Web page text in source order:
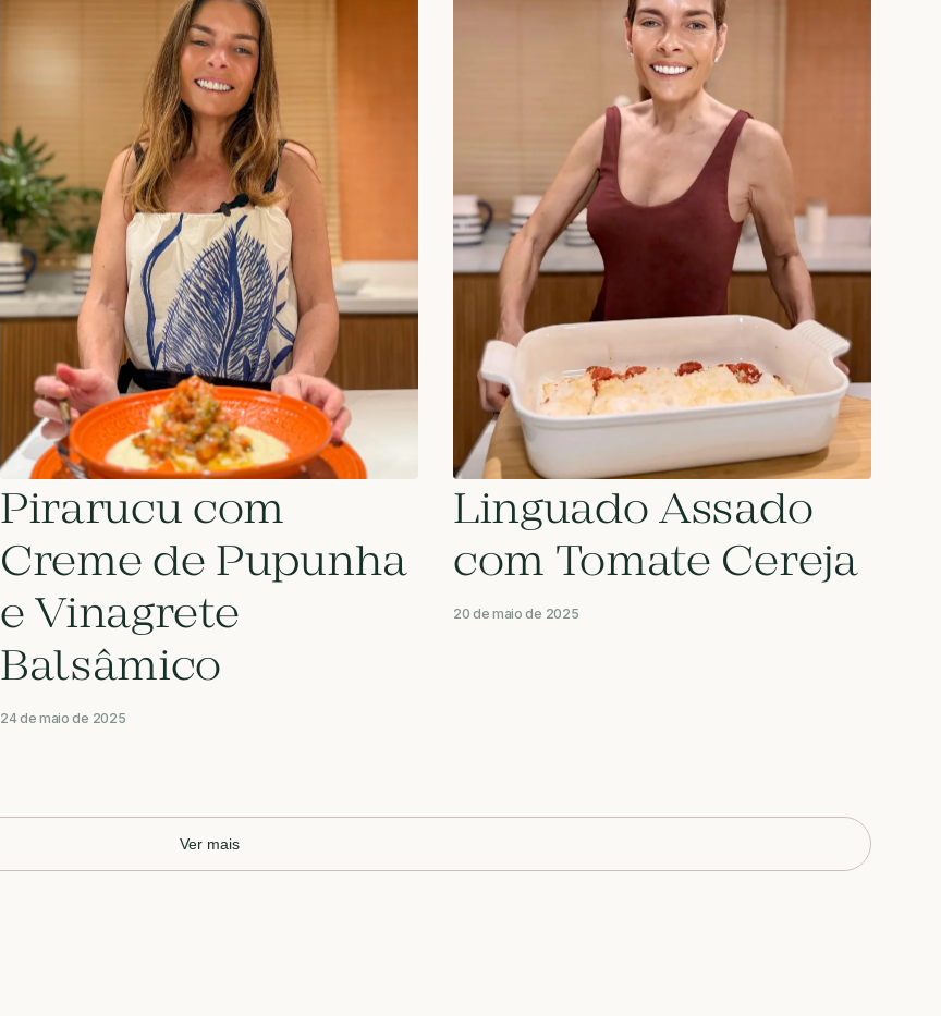
Pirarucu com
Creme de Pupunha
e Vinagrete
Balsâmico
24 de maio de 2025
Linguado Assado
com Tomate Cereja
20 de maio de 2025
Ver mais